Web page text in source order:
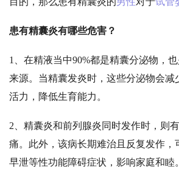
患有精囊炎有哪些危害？
1、在精液当中90%都是精囊分泌物，
来源。当精囊发炎时，这些分泌物会减
活力，降低生育能力。
2、精囊炎和前列腺炎同时发作时，则
痛。此外，该病长期难治且反复发作，
早泄等性功能障碍症状，影响家庭和睦。